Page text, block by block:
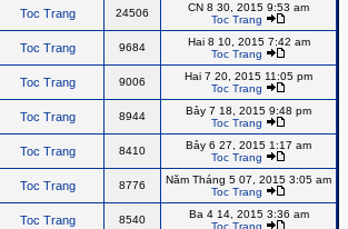
Toc Trang 24506
CN 8 30, 2015 9:53 am
Toc Trang
Toc Trang 9684
Hai 8 10, 2015 7:42 am
Toc Trang
Toc Trang 9006
Hai 7 20, 2015 11:05 pm
Toc Trang
Toc Trang 8944
Bảy 7 18, 2015 9:48 pm
Toc Trang
Toc Trang 8410
Bảy 6 27, 2015 1:17 am
Toc Trang
Toc Trang 8776
Năm Tháng 5 07, 2015 3:05 am
Toc Trang
Toc Trang 8540
Ba 4 14, 2015 3:36 am
Toc Trang